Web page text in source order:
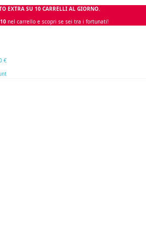
EXTRA SU 10 CARRELLI AL GIORNO.
nel carrello e scopri se sei tra i fortunati!
€